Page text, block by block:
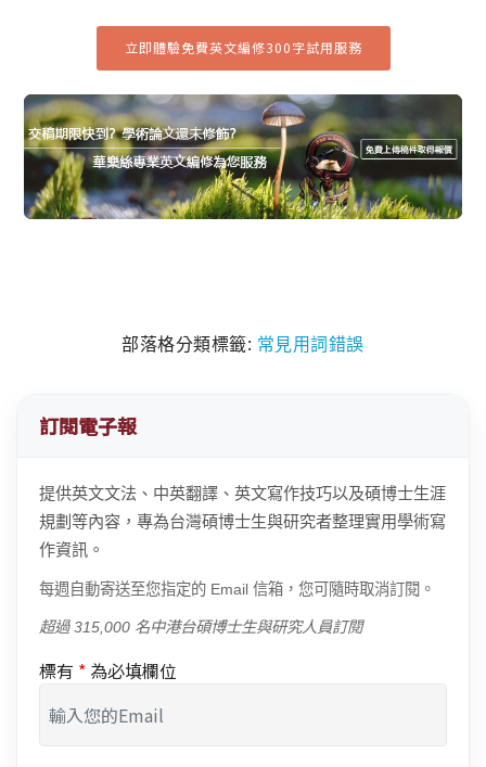
立即體驗免費英文編修300字試用服務
部落格分類標籤: 常見用詞錯誤
訂閱電子報
提供英文文法、中英翻譯、英文寫作技巧以及碩博士生涯
規劃等內容，專為台灣碩博士生與研究者整理實用學術寫
作資訊。
每週自動寄送至您指定的 Email 信箱，您可隨時取消訂閱。
超過 315,000 名中港台碩博士生與研究人員訂閱
標有 * 為必填欄位